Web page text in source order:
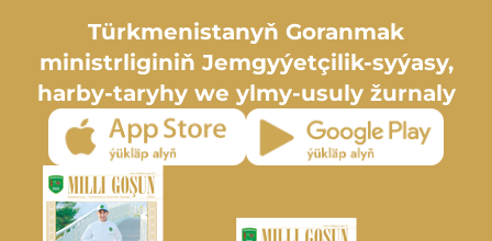
Türkmenistanyň Goranmak
ministrliginiň Jemgyýetçilik-syýasy,
harby-taryhy we ylmy-usuly žurnaly